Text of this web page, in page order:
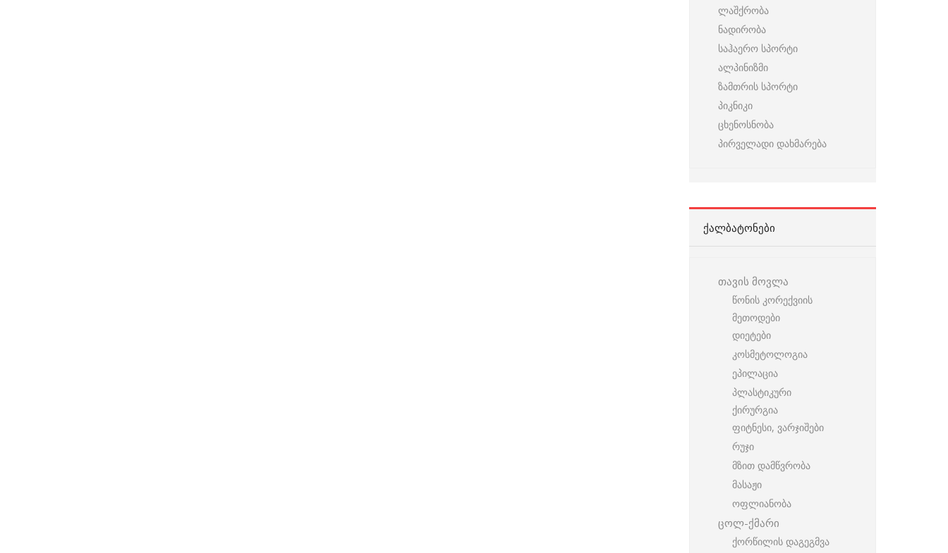
ლაშქრობა
ნადირობა
საჰაერო სპორტი
ალპინიზმი
ზამთრის სპორტი
პიკნიკი
ცხენოსნობა
პირველადი დახმარება
ᲥᲐᲚᲑᲐᲢᲝᲜᲔᲑᲘ
თავის მოვლა
წონის კორექვიის
მეთოდები
დიეტები
კოსმეტოლოგია
ეპილაცია
პლასტიკური
ქირურგია
ფიტნესი, ვარჯიშები
რუჯი
მზით დამწვრობა
მასაჟი
ოფლიანობა
ცოლ-ქმარი
ქორწილის დაგეგმვა